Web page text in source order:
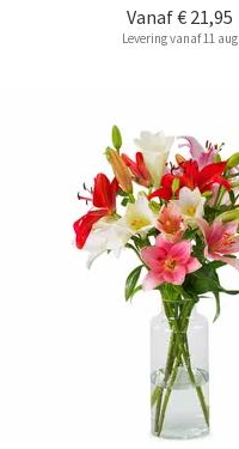
Vanaf€ 21,95
Levering vanaf 11 aug